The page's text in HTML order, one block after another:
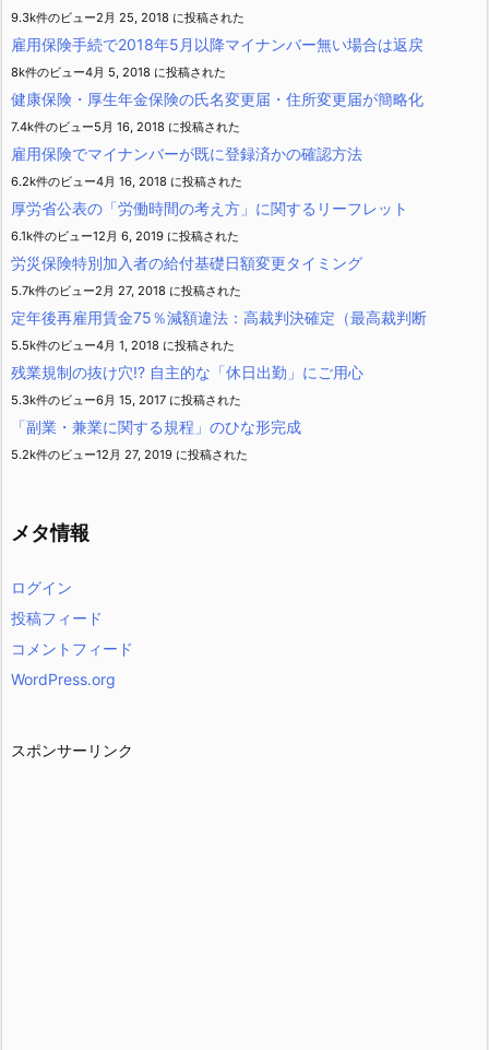
9.3k件のビュー2月 25, 2018 に投稿された
雇用保険手続で2018年5月以降マイナンバー無い場合は返戻
8k件のビュー4月 5, 2018 に投稿された
健康保険・厚生年金保険の氏名変更届・住所変更届が簡略化
7.4k件のビュー5月 16, 2018 に投稿された
雇用保険でマイナンバーが既に登録済かの確認方法
6.2k件のビュー4月 16, 2018 に投稿された
厚労省公表の「労働時間の考え方」に関するリーフレット
6.1k件のビュー12月 6, 2019 に投稿された
労災保険特別加入者の給付基礎日額変更タイミング
5.7k件のビュー2月 27, 2018 に投稿された
定年後再雇用賃金75％減額違法：高裁判決確定（最高裁判断
5.5k件のビュー4月 1, 2018 に投稿された
残業規制の抜け穴!? 自主的な「休日出勤」にご用心
5.3k件のビュー6月 15, 2017 に投稿された
「副業・兼業に関する規程」のひな形完成
5.2k件のビュー12月 27, 2019 に投稿された
メタ情報
ログイン
投稿フィード
コメントフィード
WordPress.org
スポンサーリンク